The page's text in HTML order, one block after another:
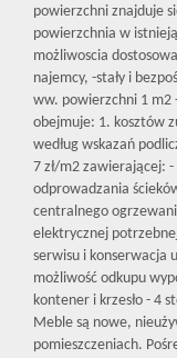
powierzchni znajduje
powierzchnia w
możliwoscia
najemcy, -stały i
ww. powierzchni 1 m2
obejmuje: 1. kosztów
według wskazań
7 zł/m2 zawierającej:
odprowadzania
centralnego
elektrycznej
serwisu i konserwacja
możliwość odkupu
kontener i krzesło - 4
Meble są nowe,
pomieszczeniach.